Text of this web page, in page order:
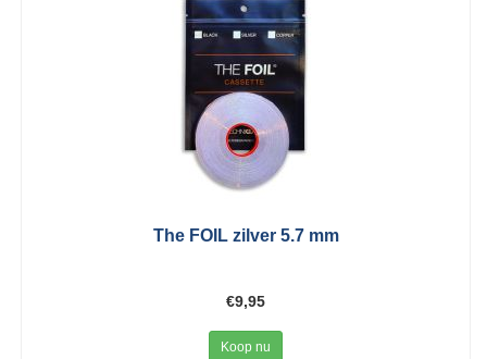
The FOIL zilver 5.7 mm
€9,95
Koop nu